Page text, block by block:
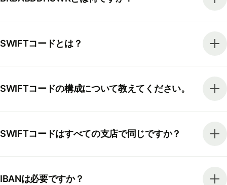
SWIFTコードとは？
SWIFTコードの構成について教えてください。
SWIFTコードはすべての支店で同じですか？
IBANは必要ですか？